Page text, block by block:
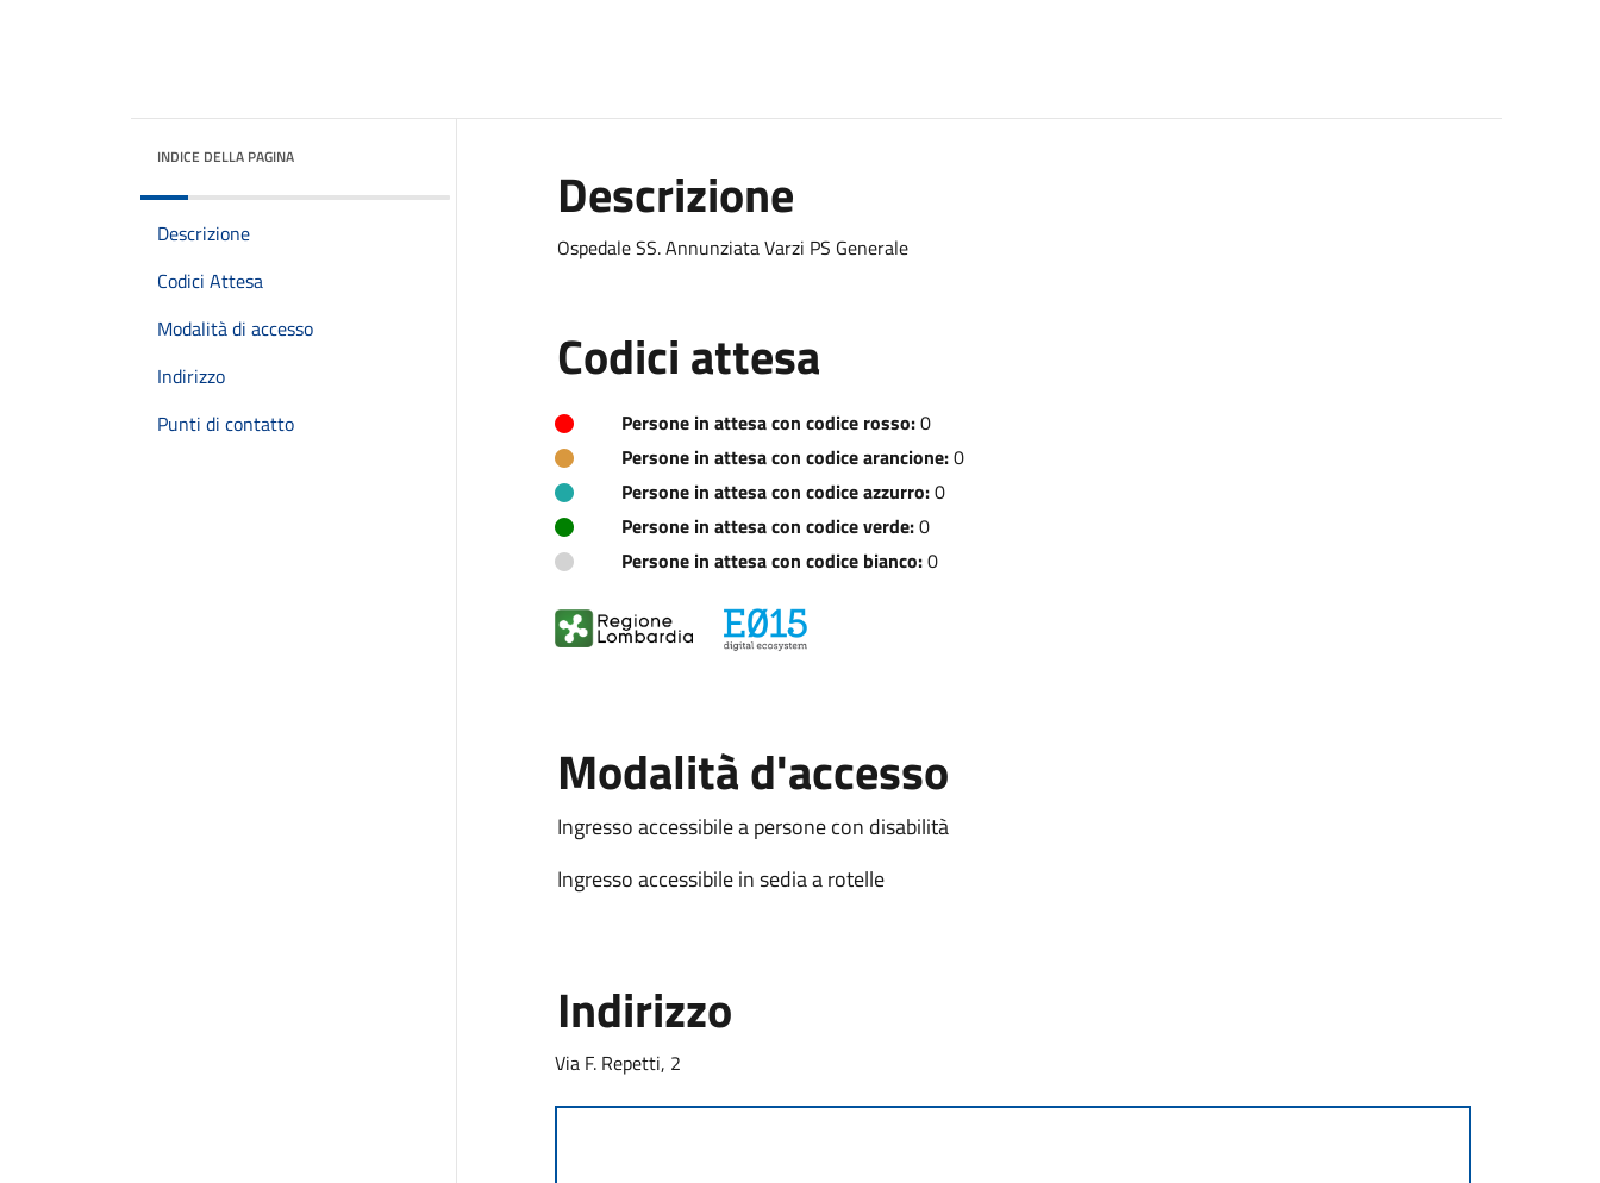
INDICE DELLA PAGINA
Descrizione
Codici Attesa
Modalità di accesso
Indirizzo
Punti di contatto
Descrizione
Ospedale SS. Annunziata Varzi PS Generale
Codici attesa
Persone in attesa con codice rosso:0
Persone in attesa con codice arancione:0
Persone in attesa con codice azzurro:0
Persone in attesa con codice verde:0
Persone in attesa con codice bianco:0
Modalità d'accesso
Ingresso accessibile a persone con disabilità
Ingresso accessibile in sedia a rotelle
Indirizzo
Via F. Repetti, 2